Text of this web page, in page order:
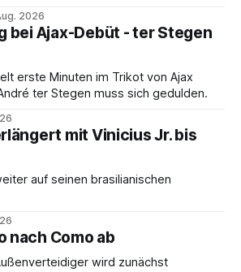
2026
bei Ajax-Debüt - ter Stegen
erste Minuten im Trikot von Ajax
ter Stegen muss sich gedulden.
mit Vinicius Jr. bis
auf seinen brasilianischen
nach Como ab
wird zunächst